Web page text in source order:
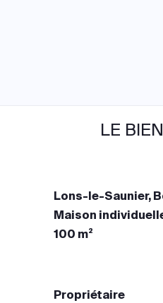
LE BIEN
Lons-le-Saunier,
Maison
100 m²
Propriétaire